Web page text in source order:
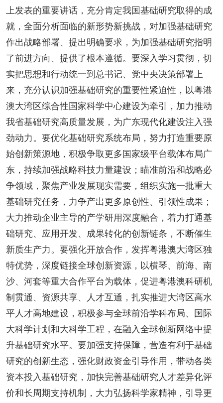
上发表的重要讲话，充分肯定我国基础研究取得的成
就，全面分析面临的新形势新挑战，对加强基础研究
作出战略部署、提出明确要求，为加强基础研究指明
了前进方向、提供了根本遵循。要深入学习贯彻，切
实把思想和行动统一到总书记、党中央决策部署上
来，充分认识加强基础研究的重要性紧迫性，以粤港
澳大湾区综合性国家科学中心建设为牵引，加力推动
我省基础研究高质量发展，为广东现代化建设注入强
劲动力。要优化基础研究系统布局，努力打造重要原
始创新策源地，积极争取更多国家级平台载体布局广
东，持续加强战略科技力量建设；瞄准前沿和战略必
争领域，聚焦产业发展现实需要，组织实施一批重大
基础研究任务，力争产出更多原创性、引领性成果；
大力推动企业主导的产学研用深度融合，着力打通基
础研究、应用开发、成果转化的创新链条，不断催生
新质生产力。要强化开放合作，发挥粤港澳大湾区独
特优势，深度链接全球创新资源，以横琴、前海、南
沙、河套等重大合作平台为载体，促进粤港澳科研机
制贯通、资源共享、人才互通，扎实推进大湾区高水
平人才高地建设，积极参与全球前沿学科布局、国际
大科学计划和大科学工程，在融入全球创新网络中提
升基础研究水平。要加强支持保障，营造有利于基础
研究的创新生态，强化财政资金引导作用，带动各类
资本投入基础研究，加快完善基础研究人才差异化评
价和长周期支持机制，大力弘扬科学家精神，引导更